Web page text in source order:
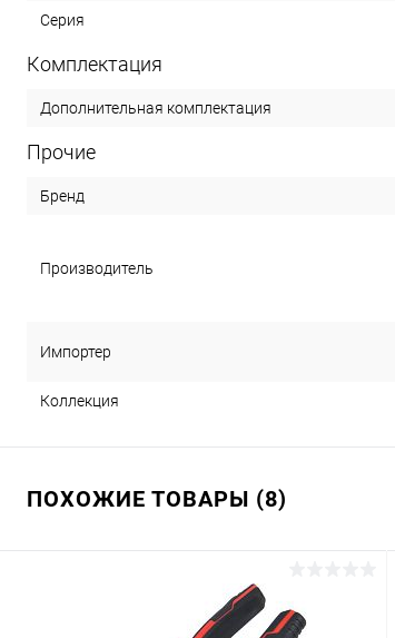
Серия
Комплектация
Дополнительная комплектация
Прочие
Бренд
Производитель
Импортер
Коллекция
ПОХОЖИЕ ТОВАРЫ (8)